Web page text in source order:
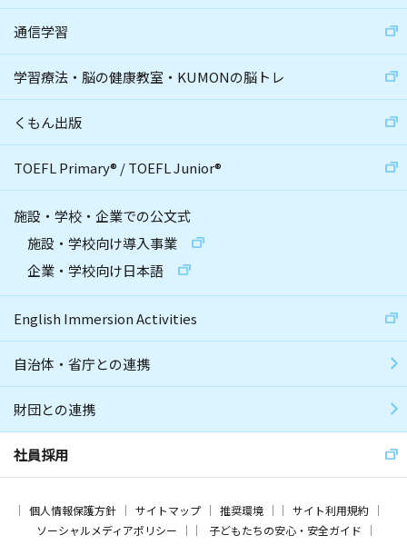
通信学習
学習療法・脳の健康教室・KUMONの脳トレ
くもん出版
TOEFL Primary® /TOEFL Junior®
施設・学校・企業での公文式
施設・学校向け導入事業
企業・学校向け日本語
English Immersion Activities
自治体・省庁との連携
財団との連携
社員採用
個人情報保護方針 サイトマップ 推奨環境
サイト利用規約
ソーシャルメディアポリシー
子どもたちの安心・安全ガイド